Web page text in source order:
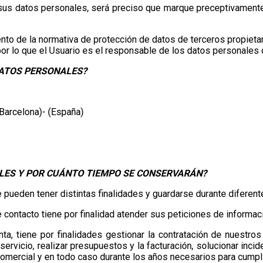
datos personales, será preciso que marque
de la normativa de protección de datos de terceros
lo que el Usuario es el responsable de los datos personales
PERSONALES?
(España)
Y POR CUÁNTO TIEMPO SE CONSERVARÁN?
tener distintas finalidades y guardarse durante
contacto tiene por finalidad atender sus peticiones de
, tiene por finalidades gestionar la contratación de
realizar presupuestos y la facturación, solucionar
y en todo caso durante los años necesarios para